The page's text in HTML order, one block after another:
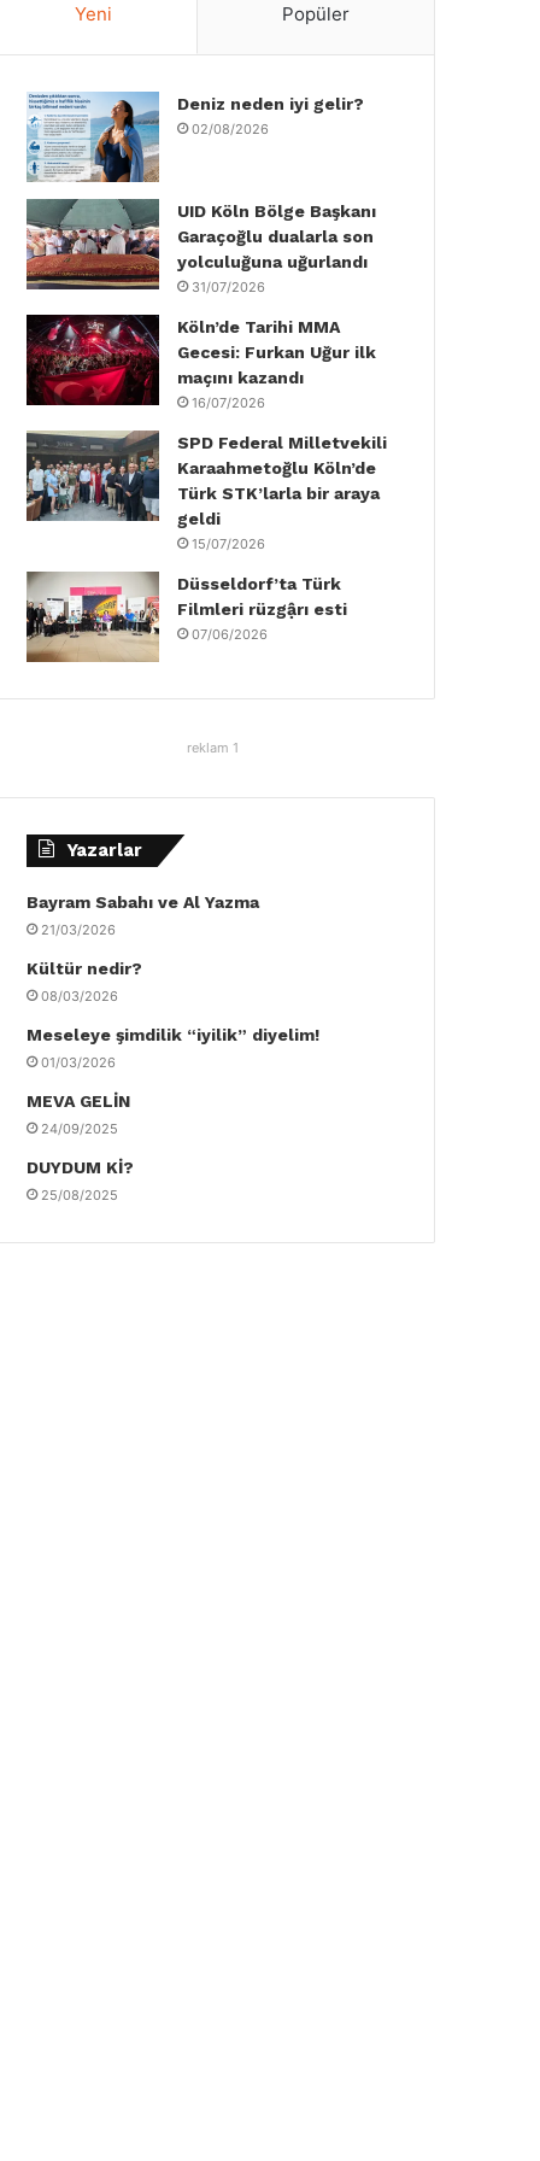
e
b
o
o
t
e
r
e
d
n
u
b
t
a
g
a
m
o
k
Yeni Popüler
Deniz neden iyi gelir?
02/08/2026
UID Köln Bölge Başkanı
Garaçoğlu dualarla son
yolculuğuna uğurlandı
31/07/2026
Köln’de Tarihi MMA
Gecesi: Furkan Uğur ilk
maçını kazandı
16/07/2026
SPD Federal Milletvekili
Karaahmetoğlu Köln’de
Türk STK’larla bir araya
geldi
15/07/2026
Düsseldorf’ta Türk
Filmleri rüzgậrı esti
07/06/2026
reklam 1
Yazarlar
Bayram Sabahı ve Al Yazma
21/03/2026
Kültür nedir?
08/03/2026
Meseleye şimdilik “iyilik” diyelim!
01/03/2026
MEVA GELİN
24/09/2025
DUYDUM Kİ?
25/08/2025